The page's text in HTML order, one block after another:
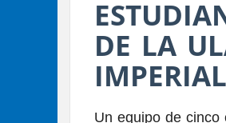
DE LA
Un equipo de cinco